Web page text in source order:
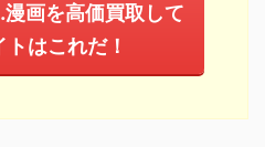
画を高価買取して
トはこれだ！